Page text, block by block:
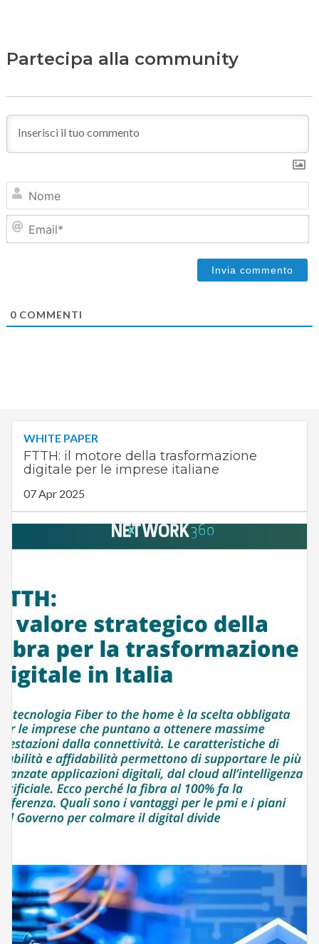
Partecipa alla community
0COMMENTI
WHITE PAPER
FTTH: il motore della trasformazione
digitale per le imprese italiane
07 Apr 2025